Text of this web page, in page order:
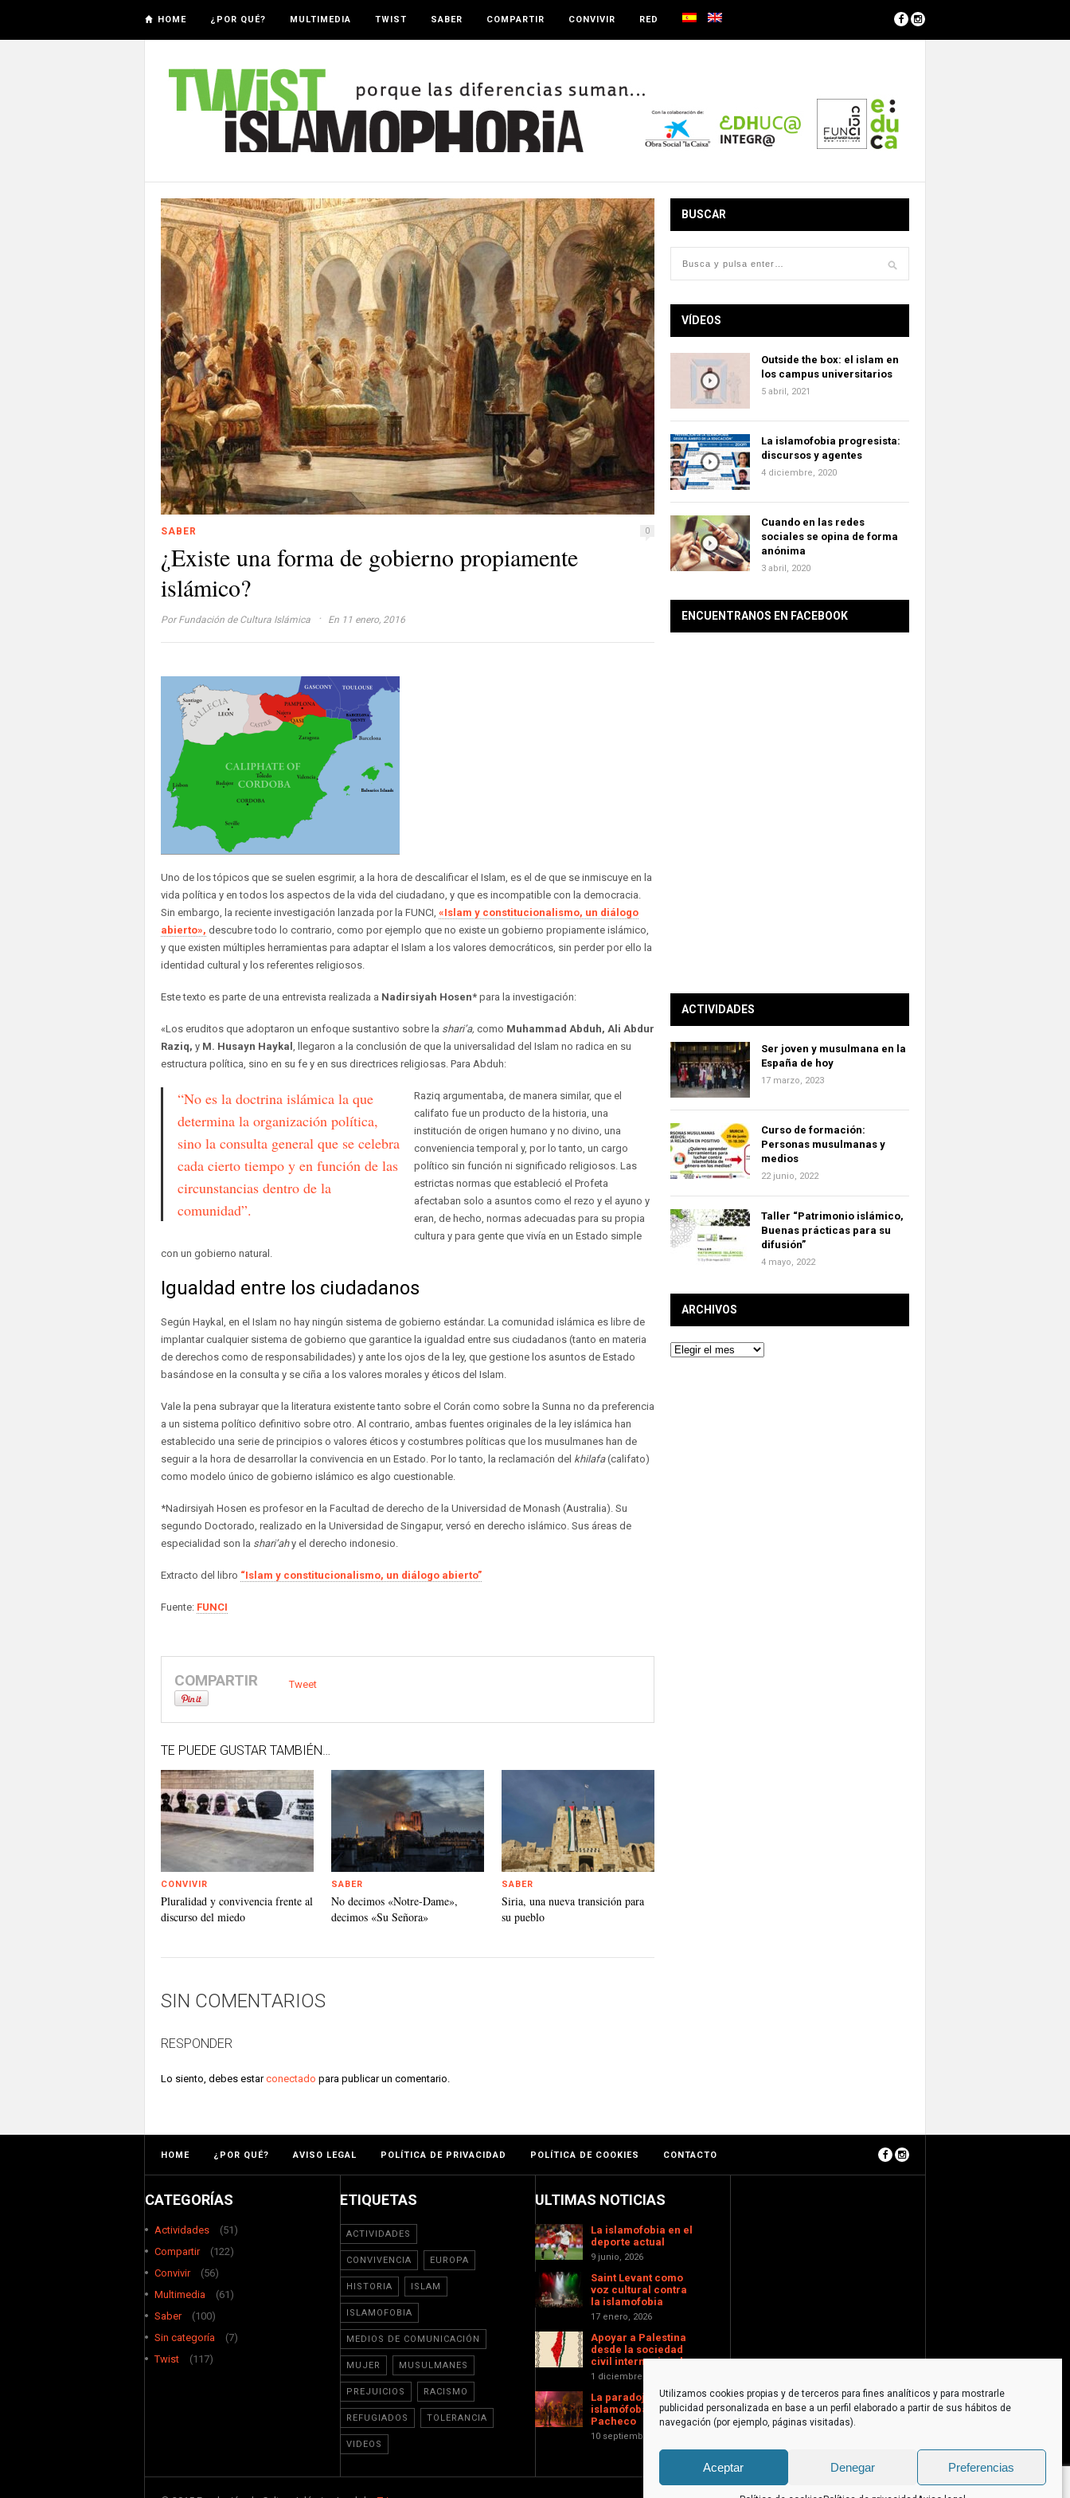
Utilizamos cookies propias y de terceros para fines analíticos y para mostrarle
publicidad personalizada en base a un perfil elaborado a partir de sus hábitos de
navegación (por ejemplo, páginas visitadas).
Aceptar Denegar Preferencias
HOME ¿POR QUÉ? MULTIMEDIA TWIST SABER COMPARTIR CONVIVIR RED
SABER 0
¿Existe una forma de gobierno propiamente
islámico?
Por Fundación de Cultura Islámica · En 11 enero, 2016
Uno de los tópicos que se suelen esgrimir, a la hora de descalificar el Islam, es el de que se inmiscuye en la
vida política y en todos los aspectos de la vida del ciudadano, y que es incompatible con la democracia.
Sin embargo, la reciente investigación lanzada por la FUNCI, «Islam y constitucionalismo, un diálogo
abierto», descubre todo lo contrario, como por ejemplo que no existe un gobierno propiamente islámico,
y que existen múltiples herramientas para adaptar el Islam a los valores democráticos, sin perder por ello la
identidad cultural y los referentes religiosos.
Este texto es parte de una entrevista realizada a Nadirsiyah Hosen* para la investigación:
«Los eruditos que adoptaron un enfoque sustantivo sobre la shari’a, como Muhammad Abduh, Ali Abdur
Raziq, y M. Husayn Haykal , llegaron a la conclusión de que la universalidad del Islam no radica en su
estructura política, sino en su fe y en sus directrices religiosas. Para Abduh:
“No es la doctrina islámica la que
determina la organización política,
sino la consulta general que se celebra
cada cierto tiempo y en función de las
circunstancias dentro de la
comunidad”.
Raziq argumentaba, de manera similar, que el
califato fue un producto de la historia, una
institución de origen humano y no divino, una
conveniencia temporal y, por lo tanto, un cargo
político sin función ni significado religiosos. Las
estrictas normas que estableció el Profeta
afectaban solo a asuntos como el rezo y el ayuno y
eran, de hecho, normas adecuadas para su propia
cultura y para gente que vivía en un Estado simple
con un gobierno natural.
Igualdad entre los ciudadanos
Según Haykal, en el Islam no hay ningún sistema de gobierno estándar. La comunidad islámica es libre de
implantar cualquier sistema de gobierno que garantice la igualdad entre sus ciudadanos (tanto en materia
de derechos como de responsabilidades) y ante los ojos de la ley, que gestione los asuntos de Estado
basándose en la consulta y se ciña a los valores morales y éticos del Islam.
Vale la pena subrayar que la literatura existente tanto sobre el Corán como sobre la Sunna no da preferencia
a un sistema político definitivo sobre otro. Al contrario, ambas fuentes originales de la ley islámica han
establecido una serie de principios o valores éticos y costumbres políticas que los musulmanes han de
seguir a la hora de desarrollar la convivencia en un Estado. Por lo tanto, la reclamación del khilafa(califato)
como modelo único de gobierno islámico es algo cuestionable.
*Nadirsiyah Hosen es profesor en la Facultad de derecho de la Universidad de Monash (Australia). Su
segundo Doctorado, realizado en la Universidad de Singapur, versó en derecho islámico. Sus áreas de
especialidad son la shari’ahy el derecho indonesio.
Extracto del libro “Islam y constitucionalismo, un diálogo abierto”
Fuente: FUNCI
COMPARTIR Tweet
TE PUEDE GUSTAR TAMBIÉN…
CONVIVIR
Pluralidad y convivencia frente al
discurso del miedo
SABER
No decimos «Notre-Dame»,
decimos «Su Señora»
SABER
Siria, una nueva transición para
su pueblo
SIN COMENTARIOS
RESPONDER
Lo siento, debes estarconectado para publicar un comentario.
BUSCAR
VÍDEOS
Outside the box: el islam en
los campus universitarios
5 abril, 2021
La islamofobia progresista:
discursos y agentes
4 diciembre, 2020
Cuando en las redes
sociales se opina de forma
anónima
3 abril, 2020
ENCUENTRANOS EN FACEBOOK
ACTIVIDADES
Ser joven y musulmana en la
España de hoy
17 marzo, 2023
Curso de formación:
Personas musulmanas y
medios
22 junio, 2022
Taller “Patrimonio islámico,
Buenas prácticas para su
difusión”
4 mayo, 2022
ARCHIVOS
Archivos
HOME ¿POR QUÉ? AVISO LEGAL POLÍTICA DE PRIVACIDAD POLÍTICA DE COOKIES CONTACTO
CATEGORÍAS
Actividades
(51)
Compartir
(122)
Convivir
(56)
Multimedia
(61)
Saber
(100)
Sin categoría
(7)
Twist
(117)
ETIQUETAS
ACTIVIDADES
CONVIVENCIA EUROPA
HISTORIA ISLAM
ISLAMOFOBIA
MEDIOS DE COMUNICACIÓN
MUJER MUSULMANES
PREJUICIOS RACISMO
REFUGIADOS TOLERANCIA
VIDEOS
ULTIMAS NOTICIAS
La islamofobia en el
deporte actual
9 junio, 2026
Saint Levant como
voz cultural contra
la islamofobia
17 enero, 2026
Apoyar a Palestina
desde la sociedad
civil internacional
1 diciembre, 2025
La paradoja
islamófoba de Torre-
Pacheco
10 septiembre, 2025